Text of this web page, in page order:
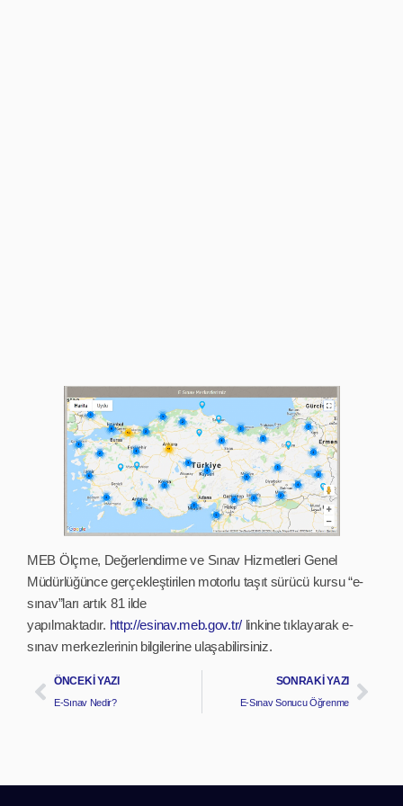
MEB Ölçme, Değerlendirme ve Sınav Hizmetleri Genel
Müdürlüğünce gerçekleştirilen motorlu taşıt sürücü kursu “e-
sınav”ları artık 81 ilde
yapılmaktadır. http://esinav.meb.gov.tr/ linkine tıklayarak e-
sınav merkezlerinin bilgilerine ulaşabilirsiniz.
ÖNCEKI YAZI
E-Sınav Nedir?
SONRAKI YAZI
E-Sınav Sonucu Öğrenme